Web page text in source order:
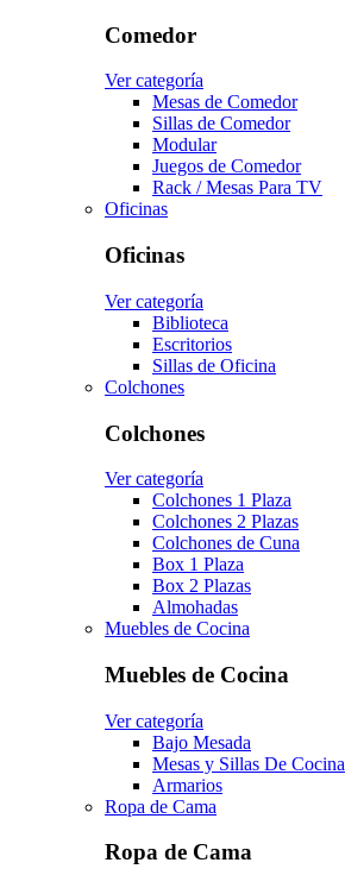
Comedor
Ver categoría
Mesas de Comedor
Sillas de Comedor
Modular
Juegos de Comedor
Rack / Mesas Para TV
Oficinas
Oficinas
Ver categoría
Biblioteca
Escritorios
Sillas de Oficina
Colchones
Colchones
Ver categoría
Colchones 1 Plaza
Colchones 2 Plazas
Colchones de Cuna
Box 1 Plaza
Box 2 Plazas
Almohadas
Muebles de Cocina
Muebles de Cocina
Ver categoría
Bajo Mesada
Mesas y Sillas De Cocina
Armarios
Ropa de Cama
Ropa de Cama